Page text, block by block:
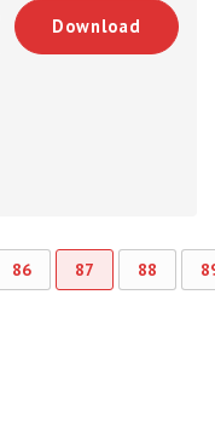
Download
86 87 88